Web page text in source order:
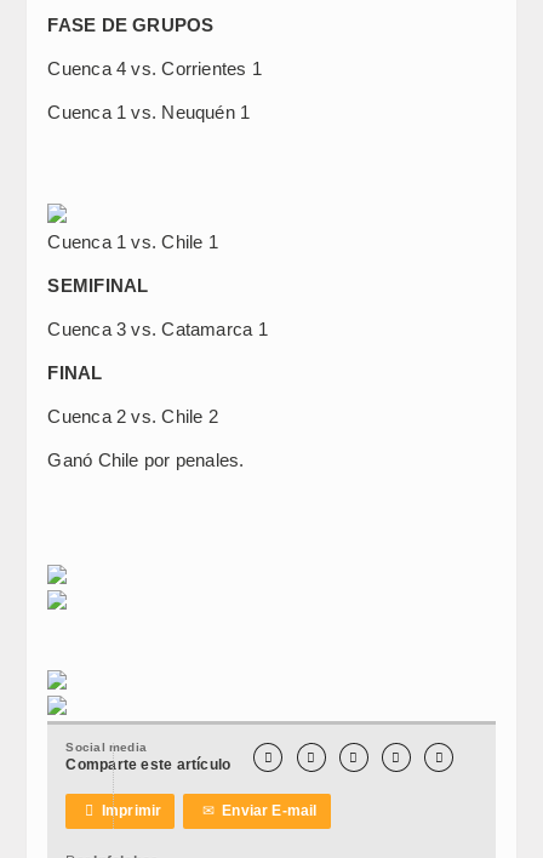
FASE DE GRUPOS
Cuenca 4 vs. Corrientes 1
Cuenca 1 vs. Neuquén 1
Cuenca 1 vs. Chile 1
SEMIFINAL
Cuenca 3 vs. Catamarca 1
FINAL
Cuenca 2 vs. Chile 2
Ganó Chile por penales.
Social media
Comparte este artículo     
 Imprimir ✉Enviar E-mail